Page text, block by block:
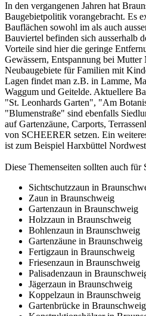
In den vergangenen Jahren hat
Baugebietpolitik vorangebracht. Es
Bauflächen sowohl im als auch
Bauviertel befinden sich ausserhalb
Vorteile sind hier die geringe
Gewässern, Entspannung bei Mutter
Neubaugebiete für Familien mit
Lagen findet man z.B. in Lamme,
Waggum und Geitelde. Aktuellere
"St. Leonhards Garten", "Am
"Blumenstraße" sind ebenfalls
auf Gartenzäune, Carports,
von SCHEERER setzen. Ein
ist zum Beispiel Harxbüttel
Diese Themenseiten sollten auch für
Sichtschutzzaun in
Zaun in Braunschweig
Gartenzaun in Braunschweig
Holzzaun in Braunschweig
Bohlenzaun in Braunschweig
Gartenzäune in Braunschweig
Fertigzaun in Braunschweig
Friesenzaun in Braunschweig
Palisadenzaun in
Jägerzaun in Braunschweig
Koppelzaun in Braunschweig
Gartenbrücke in Braunschweig